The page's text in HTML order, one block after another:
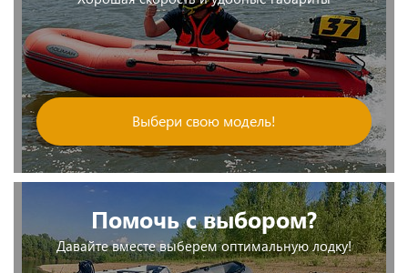
Выбери свою модель!
Помочь с выбором?
Давайте вместе выберем оптимальную лодку!